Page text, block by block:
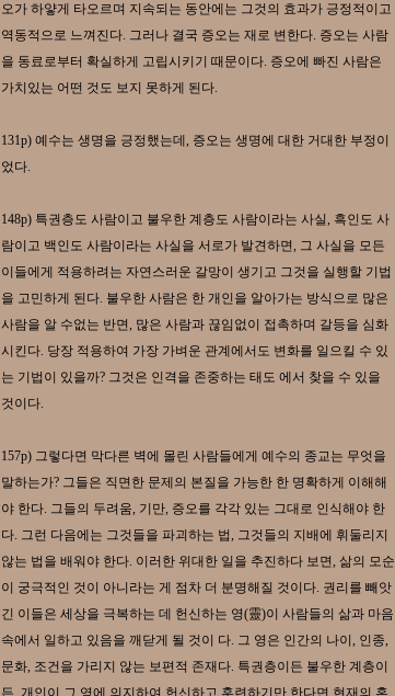
오가 하얗게 타오르며 지속되는 동안에는 그것의 효과가 긍정적이고
역동적으로 느껴진다. 그러나 결국 증오는 재로 변한다. 증오는 사람
을 동료로부터 확실하게 고립시키기 때문이다. 증오에 빠진 사람은
가치있는 어떤 것도 보지 못하게 된다.
131p) 예수는 생명을 긍정했는데, 증오는 생명에 대한 거대한 부정이
었다.
148p) 특권층도 사람이고 불우한 계층도 사람이라는 사실, 흑인도 사
람이고 백인도 사람이라는 사실을 서로가 발견하면, 그 사실을 모든
이들에게 적용하려는 자연스러운 갈망이 생기고 그것을 실행할 기법
을 고민하게 된다. 불우한 사람은 한 개인을 알아가는 방식으로 많은
사람을 알 수없는 반면, 많은 사람과 끊임없이 접촉하며 갈등을 심화
시킨다. 당장 적용하여 가장 가벼운 관계에서도 변화를 일으킬 수 있
는 기법이 있을까? 그것은 인격을 존중하는 태도 에서 찾을 수 있을
것이다.
157p) 그렇다면 막다른 벽에 몰린 사람들에게 예수의 종교는 무엇을
말하는가? 그들은 직면한 문제의 본질을 가능한 한 명확하게 이해해
야 한다. 그들의 두려움, 기만, 증오를 각각 있는 그대로 인식해야 한
다. 그런 다음에는 그것들을 파괴하는 법, 그것들의 지배에 휘둘리지
않는 법을 배워야 한다. 이러한 위대한 일을 추진하다 보면, 삶의 모순
이 궁극적인 것이 아니라는 게 점차 더 분명해질 것이다. 권리를 빼앗
긴 이들은 세상을 극복하는 데 헌신하는 영(靈)이 사람들의 삶과 마음
속에서 일하고 있음을 깨닫게 될 것이 다. 그 영은 인간의 나이, 인종,
문화, 조건을 가리지 않는 보편적 존재다. 특권층이든 불우한 계층이
든, 개인이 그 영에 의지하여 헌신하고 훈련하기만 한다면 현재의 혼